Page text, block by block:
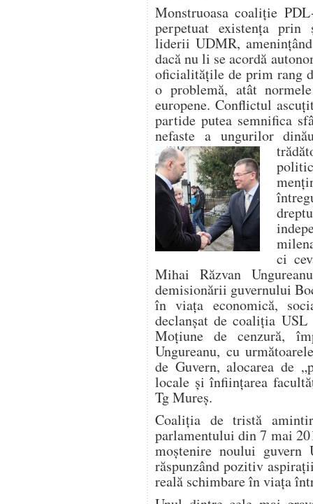
Monstruoasa coaliţie
perpetuat existenţa prin
liderii UDMR,
dacă nu li se acordă
oficialităţile de prim rang
o problemă, atât
europene. Conflictul
partide putea semnifica
nefaste a ungurilor
ci
Mihai Răzvan
demisionării guvernului
în viaţa economică,
declanşat de coaliţia
Moţiune de cenzură,
Ungureanu, cu
de Guvern, alocarea de
locale şi înfiinţarea
Tg Mureş.
Coaliţia de tristă
parlamentului din 7 mai
moştenire noului guvern
răspunzând pozitiv
reală schimbare în viaţa